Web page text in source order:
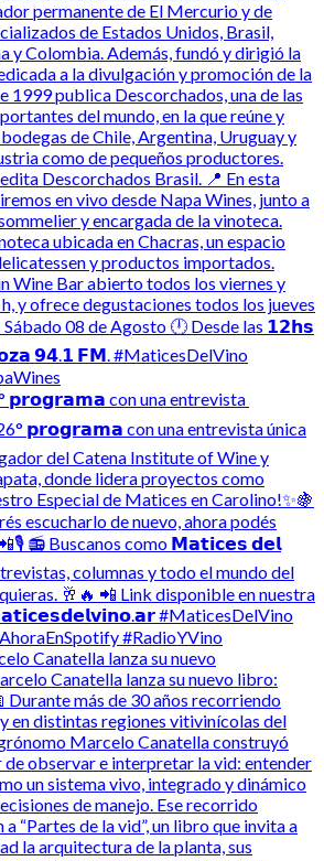
𝗽𝗿𝗼𝗴𝗿𝗮𝗺𝗮 con una entrevista
Canatella lanza su nuevo